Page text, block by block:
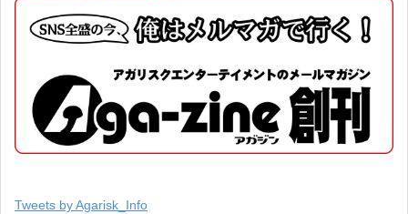
Tweets by Agarisk_Info